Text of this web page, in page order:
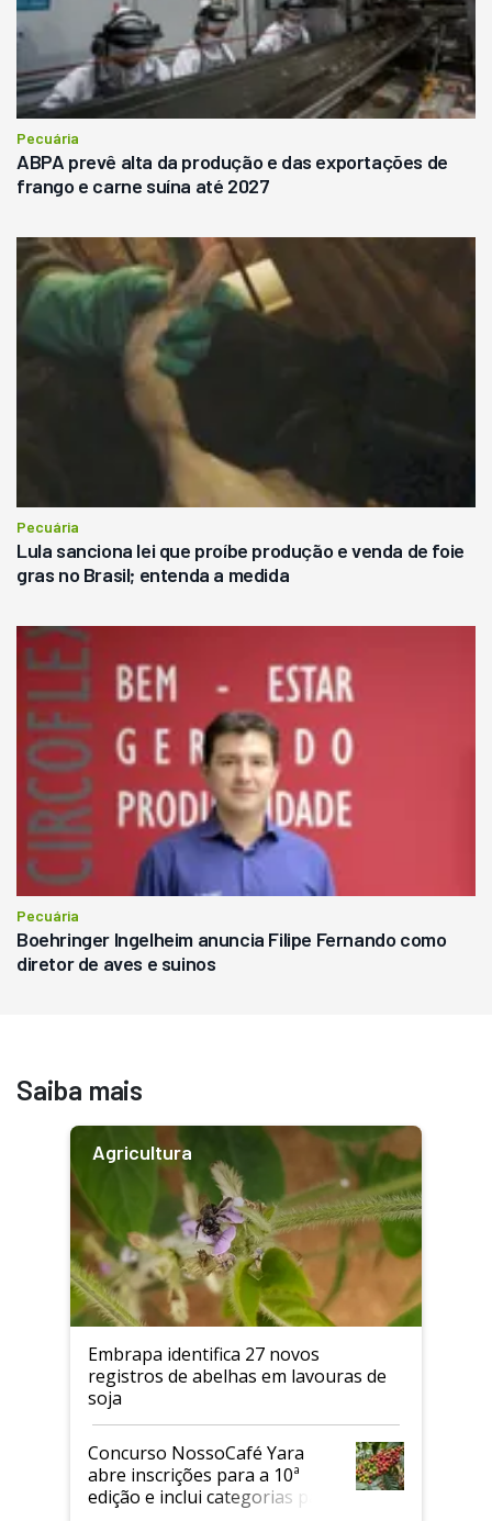
Pecuária
ABPA prevê alta da produção e das exportações de
frango e carne suína até 2027
Pecuária
Lula sanciona lei que proíbe produção e venda de foie
gras no Brasil; entenda a medida
Pecuária
Boehringer Ingelheim anuncia Filipe Fernando como
diretor de aves e suinos
Saiba mais
Agricultura
Embrapa identifica 27 novos
registros de abelhas em lavouras de
soja
Concurso NossoCafé Yara
abre inscrições para a 10ª
edição e inclui categorias para